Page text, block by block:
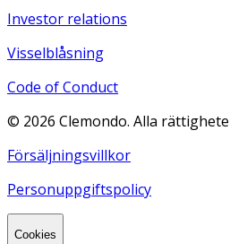
Investor relations
Visselblåsning
Code of Conduct
© 2026 Clemondo. Alla
Försäljningsvillkor
Personuppgiftspolicy
Cookies